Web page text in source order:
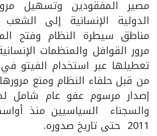
مصير المفقودين وتسهيل
الدولية الإنسانية إلى
مناطق سيطرة النظام وفتح
مرور القوافل والمنظمات
تعطيلها عبر استخدام الفيتو
من قبل حلفاء النظام ومنع
إصدار مرسوم عفو عام شامل
والسجناء السياسيين منذ
2011 حتى تاريخ صدوره.